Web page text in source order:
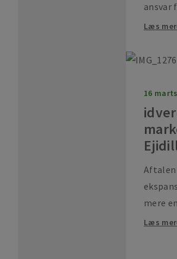
ansvar
Læs
16
mere
Læs